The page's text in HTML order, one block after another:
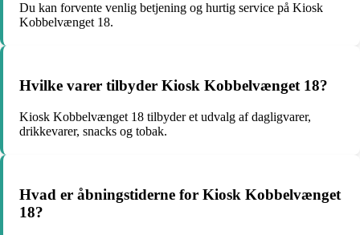
Du kan forvente venlig betjening og hurtig service på Kiosk
Kobbelvænget 18.
Hvilke varer tilbyder Kiosk Kobbelvænget 18?
Kiosk Kobbelvænget 18 tilbyder et udvalg af dagligvarer,
drikkevarer, snacks og tobak.
Hvad er åbningstiderne for Kiosk Kobbelvænget
18?